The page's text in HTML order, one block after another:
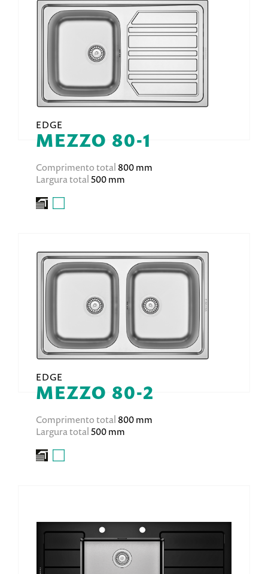
EDGE
MEZZO 80-1
Comprimento total 800 mm
Largura total500 mm
EDGE
MEZZO 80-2
Comprimento total 800 mm
Largura total500 mm